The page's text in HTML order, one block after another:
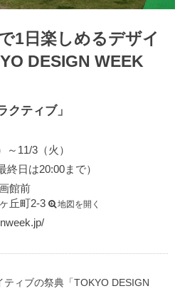
1日楽しめるデザイ
DESIGN WEEK
クティブ」
～11/3（火）
終日は20:00まで）
館前
丘町2-3
地図を開く
ィブの祭典「TOKYO DESIGN